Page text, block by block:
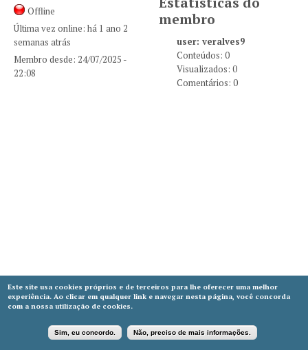
Offline
Última vez online: há 1 ano 2
semanas atrás
Membro desde: 24/07/2025 -
22:08
membro
user: veralves9
Conteúdos: 0
Visualizados: 0
Comentários: 0
Este site usa cookies próprios e de terceiros para lhe oferecer uma melhor
experiência. Ao clicar em qualquer link e navegar nesta página, você concorda
com a nossa utilização de cookies.
Sim, eu concordo. Não, preciso de mais informações.